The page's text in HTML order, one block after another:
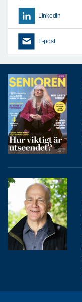
LinkedIn
E-post